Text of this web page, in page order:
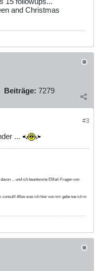
and Christmas
Beiträge: 7279
#3
...
... und ich beantworte EMail-Fragen von
consult! Alles was ich hier von mir gebe tue ich in